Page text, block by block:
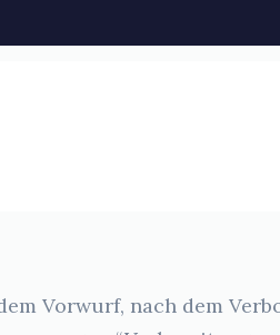
Vorwurf, nach dem